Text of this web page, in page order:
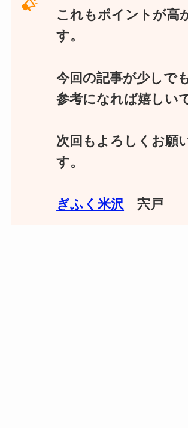
これもポイントが高
す。
今回の記事が少しで
参考になれば嬉しい
次回もよろしくお願
す。
ぎふく米沢 宍戸